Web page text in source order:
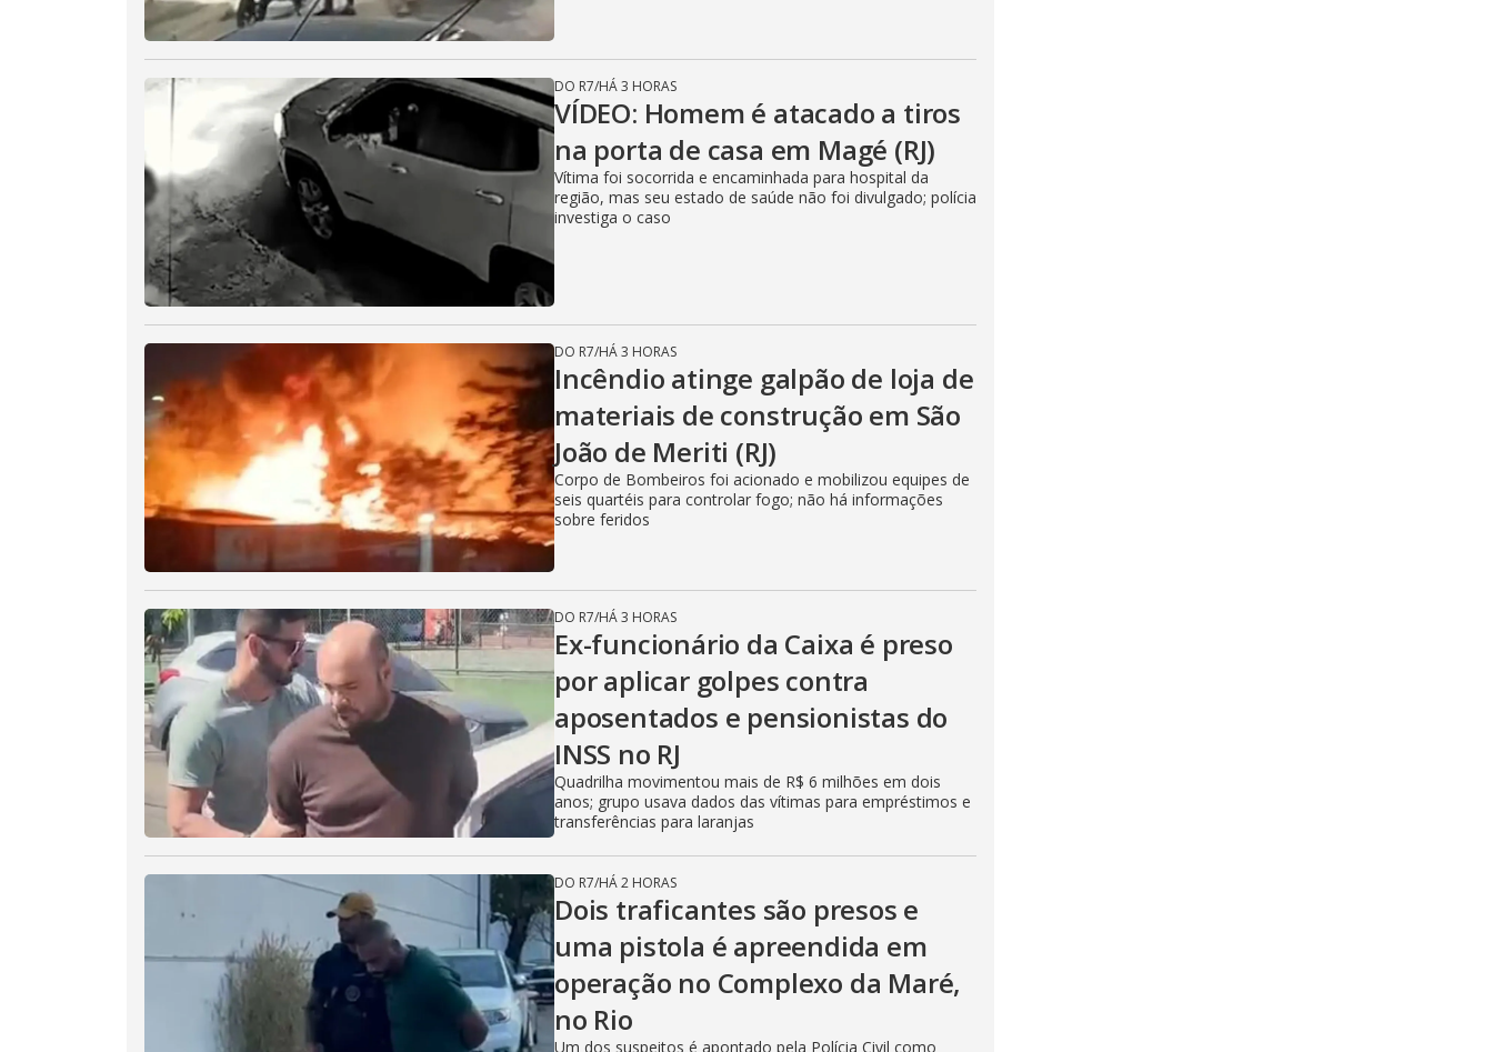
DO R7/HÁ 3 HORAS
VÍDEO: Homem é atacado a tiros
na porta de casa em Magé (RJ)
Vítima foi socorrida e encaminhada para hospital da
região, mas seu estado de saúde não foi divulgado; polícia
investiga o caso
DO R7/HÁ 3 HORAS
Incêndio atinge galpão de loja de
materiais de construção em São
João de Meriti (RJ)
Corpo de Bombeiros foi acionado e mobilizou equipes de
seis quartéis para controlar fogo; não há informações
sobre feridos
DO R7/HÁ 3 HORAS
Ex-funcionário da Caixa é preso
por aplicar golpes contra
aposentados e pensionistas do
INSS no RJ
Quadrilha movimentou mais de R$ 6 milhões em dois
anos; grupo usava dados das vítimas para empréstimos e
transferências para laranjas
DO R7/HÁ 2 HORAS
Dois traficantes são presos e
uma pistola é apreendida em
operação no Complexo da Maré,
no Rio
Um dos suspeitos é apontado pela Polícia Civil como